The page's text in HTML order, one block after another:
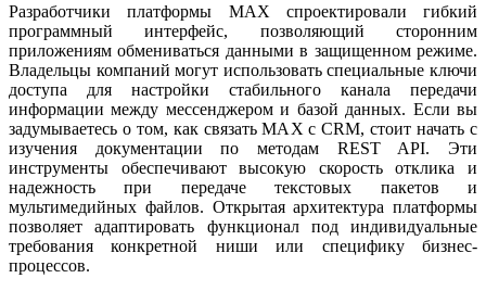
Разработчики платформы MAX спроектировали гибкий
программный интерфейс, позволяющий сторонним
приложениям обмениваться данными в защищенном режиме.
Владельцы компаний могут использовать специальные ключи
доступа для настройки стабильного канала передачи
информации между мессенджером и базой данных. Если вы
задумываетесь о том, как связать MAX с CRM, стоит начать с
изучения документации по методам REST API. Эти
инструменты обеспечивают высокую скорость отклика и
надежность при передаче текстовых пакетов и
мультимедийных файлов. Открытая архитектура платформы
позволяет адаптировать функционал под индивидуальные
требования конкретной ниши или специфику бизнес-
процессов.